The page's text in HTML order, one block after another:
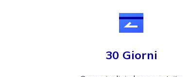
30 Giorni